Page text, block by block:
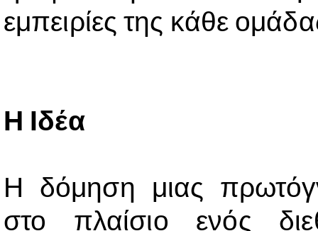
εμπειρίες της κάθε
Η Ιδέα
Η δόμηση μιας
στο πλαίσιο ενός